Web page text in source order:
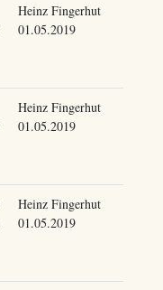
Heinz Fingerhut
01.05.2019
Heinz Fingerhut
01.05.2019
Heinz Fingerhut
01.05.2019